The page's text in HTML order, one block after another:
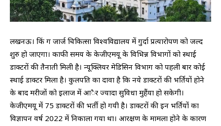
लखनऊ। किं ग जार्ज चिकित्सा विश्वविद्यालय में गुर्दा प्रत्यारोपण को जल्द
शुरु हो जाएगा। काफी समय के केजीएमयू के विभिन्न विभागों को स्थाई
डाक्टरों की तैनाती मिली है। न्यूक्लियर मेडिसिन विभाग को पहली बार कोई
स्थाई डाक्टर मिला है। कुलपति का दावा है कि नये डाक्टरों की भर्तियों होने
के बाद मरीजों को इलाज में आैर ज्यादा सुविधा मुहैंया हो सकेगी।
केजीएमयू में 75 डाक्टरों की भर्ती हो गयी है। डाक्टरों की इन भर्तियों का
विज्ञापन वर्ष 2022 में निकाला गया था। आरक्षण के मामला होने के कारण